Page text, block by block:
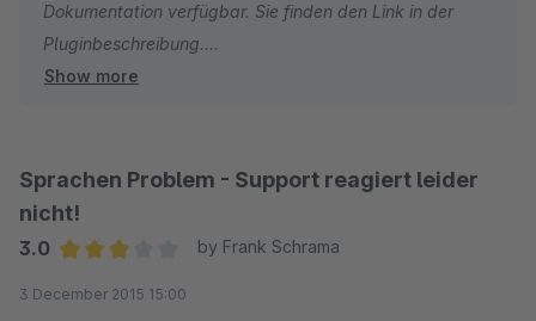
Dokumentation verfügbar. Sie finden den Link in der
Pluginbeschreibung.
Show more
Sprachen Problem - Support reagiert leider
nicht!
3.0
by Frank Schrama
3 December 2015 15:00